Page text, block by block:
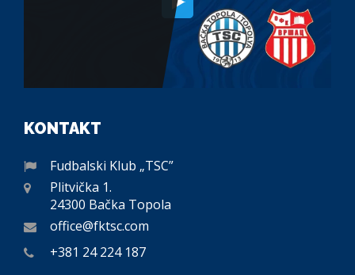
KONTAKT
Fudbalski Klub „TSC”
Plitvička 1.
24300 Bačka Topola
office@fktsc.com
+381 24 224 187